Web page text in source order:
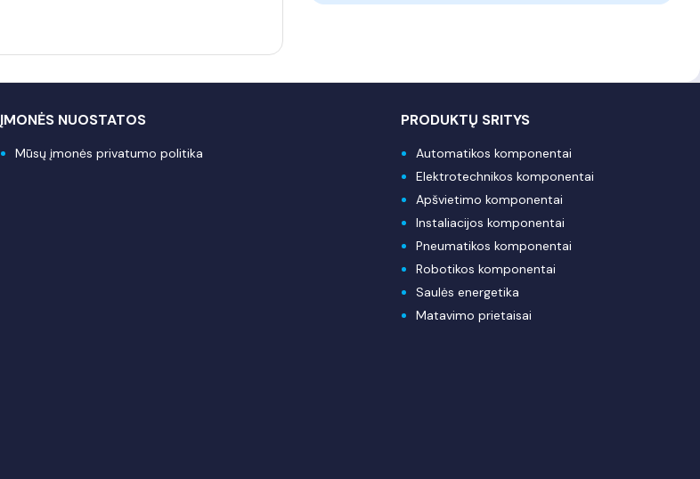
ĮMONĖS NUOSTATOS
Mūsų įmonės privatumo politika
PRODUKTŲ SRITYS
Automatikos komponentai
Elektrotechnikos komponentai
Apšvietimo komponentai
Instaliacijos komponentai
Pneumatikos komponentai
Robotikos komponentai
Saulės energetika
Matavimo prietaisai